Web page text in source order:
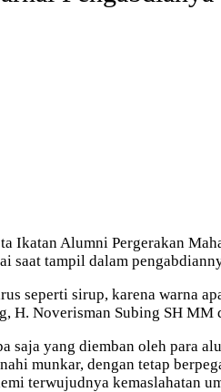
Ikatan Alumni Pergerakan
saat tampil dalam
seperti sirup, karena warna
H. Noverisman Subing SH MM
saja yang diemban oleh para
munkar, dengan tetap
terwujudnya kemaslahatan